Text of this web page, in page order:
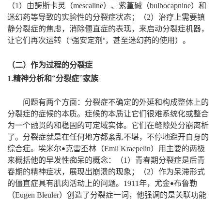
（1 ）由酶斯卡灵（mescaline）、紫堇碱（bulbocapnine）和
迷幻药等导致的实验性的分裂症状态； （2）治疗上需要镇
静分裂症的焦虑， 消除僵直症的表现， 来启动分裂症机器，
让它们再次运转（“强安定剂 ”， 甚至迷幻药的使用） 。
（二）作为过程的分裂症
1.精神分析和“分裂症”家族
问题有两个方面 ：
分裂症不确定的外延和构成整体上的
分裂症的症候的本质。 症候的本质让它们很难系统化或整合
为一个融贯的和稳固的可定域实体。
它们在缝隙处分崩离析
了。 分裂症就是在任何地方都紊乱不堪，
不停地避开自身的
综合症。 埃米尔•克雷丕林（Emil Kraepelin）用主要的两极
来概括他的早发性痴呆的概念： （1 ）青春期分裂症是后青
春期的精神症状， 展现出崩溃的现象 ； （2）作为呆滞形式
的僵直症具有肌肉活动上的问题。 1911年， 尤金•布鲁勒
（Eugen Bleuler）创造了分裂症一词 ， 他强调的是关联功能